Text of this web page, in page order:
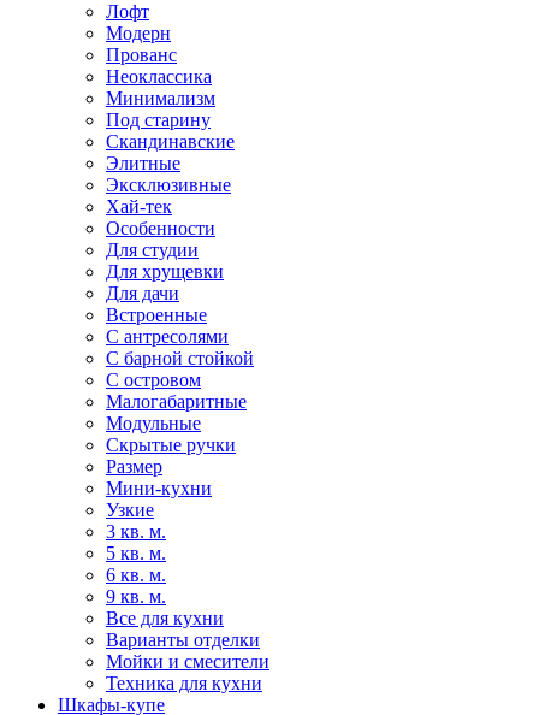
Лофт
Модерн
Прованс
Неоклассика
Минимализм
Под старину
Скандинавские
Элитные
Эксклюзивные
Хай-тек
Особенности
Для студии
Для хрущевки
Для дачи
Встроенные
С антресолями
С барной стойкой
С островом
Малогабаритные
Модульные
Скрытые ручки
Размер
Мини-кухни
Узкие
3 кв. м.
5 кв. м.
6 кв. м.
9 кв. м.
Все для кухни
Варианты отделки
Мойки и смесители
Техника для кухни
Шкафы-купе